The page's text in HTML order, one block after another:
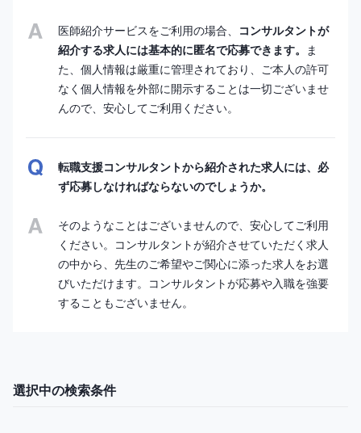
医師紹介サービスをご利用の場合、
コンサルタントが
紹介する求人には基本的に匿名で応募できます。 ま
た、個人情報は厳重に管理されており、ご本人の許可
なく個人情報を外部に開示することは一切ございませ
んので、安心してご利用ください。
転職支援コンサルタントから紹介された求人には、必
ず応募しなければならないのでしょうか。
そのようなことはございませんので、安心してご利用
ください。コンサルタントが紹介させていただく求人
の中から、先生のご希望やご関心に添った求人をお選
びいただけます。コンサルタントが応募や入職を強要
することもございません。
選択中の検索条件